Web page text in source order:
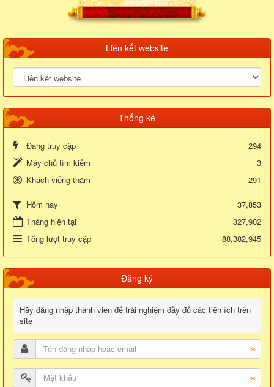
Liên kết website
Thống kê
Đang truy cập
294
Máy chủ tìm kiếm
3
Khách viếng thăm
291
Hôm nay
37,853
Tháng hiện tại
327,902
Tổng lượt truy cập
88,382,945
Đăng ký
Hãy đăng nhập thành viên để trải nghiệm đầy đủ các tiện ích trên
site